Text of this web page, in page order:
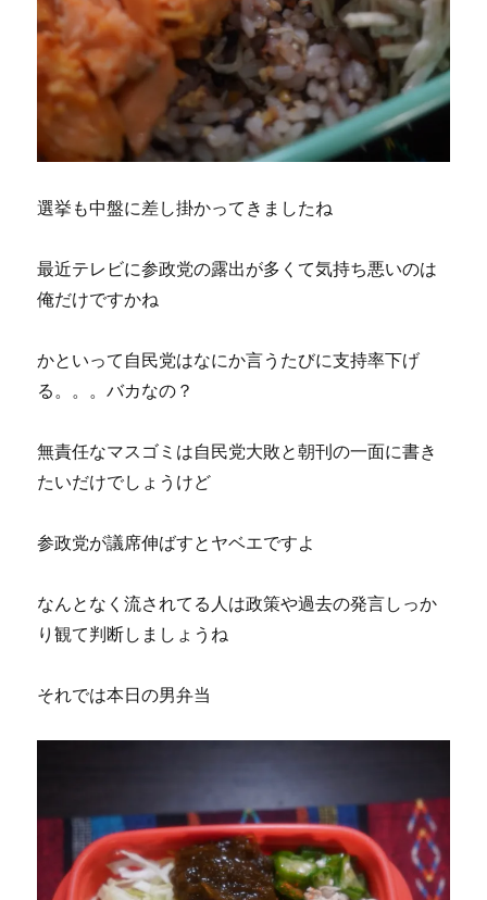
選挙も中盤に差し掛かってきましたね
最近テレビに参政党の露出が多くて気持ち悪いのは
俺だけですかね
かといって自民党はなにか言うたびに支持率下げ
る。。。バカなの？
無責任なマスゴミは自民党大敗と朝刊の一面に書き
たいだけでしょうけど
参政党が議席伸ばすとヤベエですよ
なんとなく流されてる人は政策や過去の発言しっか
り観て判断しましょうね
それでは本日の男弁当